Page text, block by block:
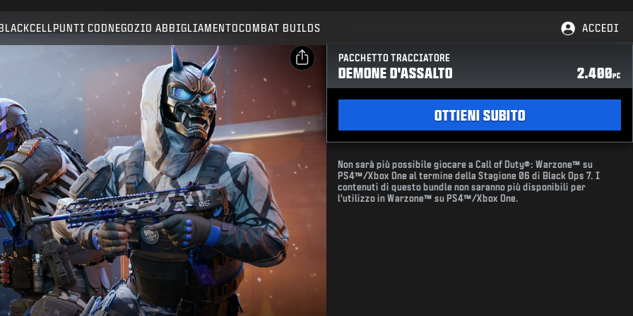
BLACKCELL PUNTI COD NEGOZIO ABBIGLIAMENTO COMBAT BUILDS ACCEDI
INVIA
CONFERMA ACQUISTO
ANNULLA
Activision può aggiornare, sostituire o rimuovere
questi contenuti di gioco in qualsiasi momento.
CONDIVIDI
Email
Facebook
X
Copia link
PACCHETTO TRACCIATORE
DEMONE D'ASSALTO 2.400PC
OTTIENI SUBITO
Non sarà più possibile giocare a Call of Duty®: Warzone™ su
PS4™/Xbox One al termine della Stagione 06 di Black Ops 7. I
contenuti di questo bundle non saranno più disponibili per
l'utilizzo in Warzone™ su PS4™/Xbox One.